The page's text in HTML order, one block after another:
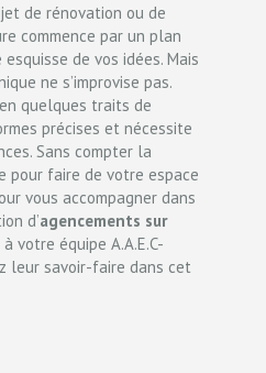
de rénovation ou de
commence par un plan
de vos idées. Mais
ne s’improvise pas.
quelques traits de
précises et nécessite
Sans compter la
pour faire de votre espace
vous accompagner dans
d’agencements sur
votre équipe A.A.E.C-
leur savoir-faire dans cet